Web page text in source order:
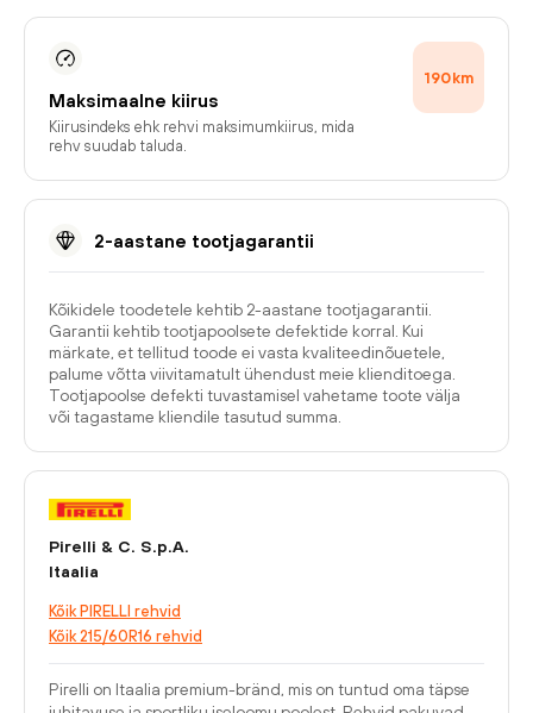
Maksimaalne kiirus
Kiirusindeks ehk rehvi maksimumkiirus, mida
rehv suudab taluda.
190km
2-aastane tootjagarantii
Kõikidele toodetele kehtib 2-aastane tootjagarantii.
Garantii kehtib tootjapoolsete defektide korral. Kui
märkate, et tellitud toode ei vasta kvaliteedinõuetele,
palume võtta viivitamatult ühendust meie klienditoega.
Tootjapoolse defekti tuvastamisel vahetame toote välja
või tagastame kliendile tasutud summa.
Pirelli & C. S.p.A.
Itaalia
Kõik PIRELLI rehvid
Kõik 215/60R16 rehvid
Pirelli on Itaalia premium-bränd, mis on tuntud oma täpse